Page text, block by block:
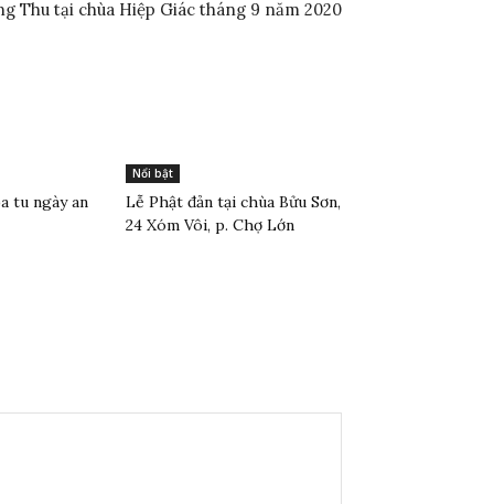
Thu tại chùa Hiệp Giác tháng 9 năm 2020
tu ngày an
Nổi bật
Lễ Phật đản tại chùa Bửu Sơn,
24 Xóm Vôi, p. Chợ Lớn